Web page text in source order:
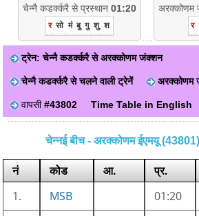
चेन्नै कडर्क्करै से प्रस्थान 01:20
र सो मं बु गु शु श
अरक्कोणम
र
ट्रेन: चेन्नै कडर्क्करै से अरक्कोणम जंक्शन
चेन्नै कडर्क्करै से चलने वाली ट्रेनें अरक्कोणम
वापसी#43802 Time Table in English
चेन्नई बीच - अरक्कोणम ईएमयू
नं कोड आ. प्र.
1.
MSB 01:20